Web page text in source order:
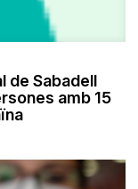
de Sabadell
amb 15